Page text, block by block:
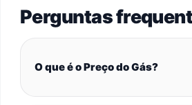
Perguntas
O que é o Preço do Gás?